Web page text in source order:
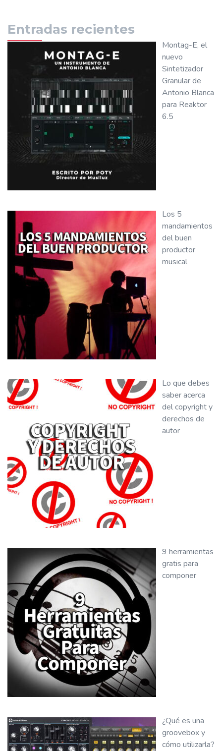
Entradas recientes
Montag-E, el
nuevo
Sintetizador
Granular de
Antonio Blanca
para Reaktor
6.5
Los 5
mandamientos
del buen
productor
musical
Lo que debes
saber acerca
del copyright y
derechos de
autor
9 herramientas
gratis para
componer
¿Qué es una
groovebox y
cómo utilizarla?